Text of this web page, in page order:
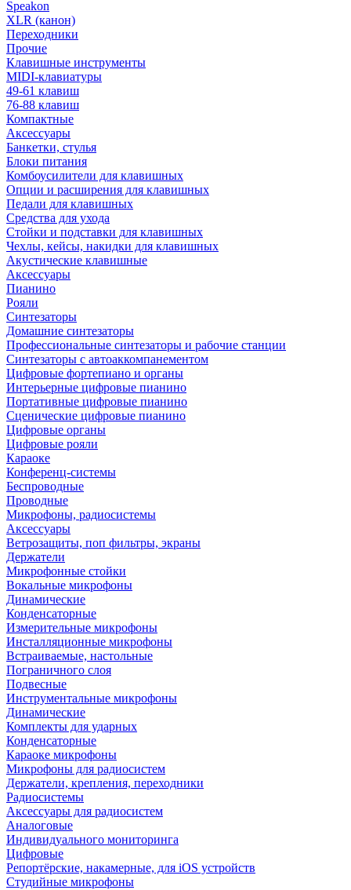
Speakon
XLR (канон)
Переходники
Прочие
Клавишные инструменты
MIDI-клавиатуры
49-61 клавиш
76-88 клавиш
Компактные
Аксессуары
Банкетки, стулья
Блоки питания
Комбоусилители для клавишных
Опции и расширения для клавишных
Педали для клавишных
Средства для ухода
Стойки и подставки для клавишных
Чехлы, кейсы, накидки для клавишных
Акустические клавишные
Аксессуары
Пианино
Рояли
Синтезаторы
Домашние синтезаторы
Профессиональные синтезаторы и рабочие станции
Синтезаторы с автоаккомпанементом
Цифровые фортепиано и органы
Интерьерные цифровые пианино
Портативные цифровые пианино
Сценические цифровые пианино
Цифровые органы
Цифровые рояли
Караоке
Конференц-системы
Беспроводные
Проводные
Микрофоны, радиосистемы
Аксессуары
Ветрозащиты, поп фильтры, экраны
Держатели
Микрофонные стойки
Вокальные микрофоны
Динамические
Конденсаторные
Измерительные микрофоны
Инсталляционные микрофоны
Встраиваемые, настольные
Пограничного слоя
Подвесные
Инструментальные микрофоны
Динамические
Комплекты для ударных
Конденсаторные
Караоке микрофоны
Микрофоны для радиосистем
Держатели, крепления, переходники
Радиосистемы
Аксессуары для радиосистем
Аналоговые
Индивидуального мониторинга
Цифровые
Репортёрские, накамерные, для iOS устройств
Студийные микрофоны